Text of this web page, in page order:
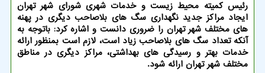
رئیس كمیته محیط زیست و خدمات شهری شورای شهر تهران
ایجاد مراكز جدید نگهداری سگ های بلاصاحب دیگری در پهنه
های مختلف شهر تهران را ضروری دانست و اشاره كرد: باتوجه به
آنكه تعداد سگ های بلاصاحب زیاد است، لازم است بمنظور ارائه
خدمات بهتر و رسیدگی های بهداشتی، مراكز دیگری در مناطق
مختلف شهر تهران ارائه شود.